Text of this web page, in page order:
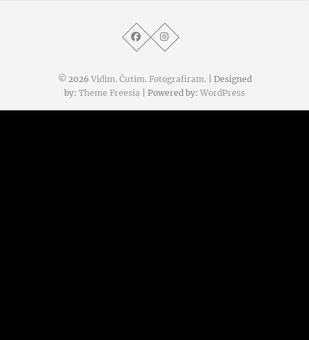
© 2026 Vidim. Čutim. Fotografiram. | Designed
by: Theme Freesia | Powered by: WordPress